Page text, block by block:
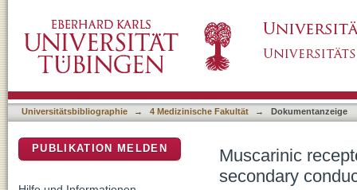
tissue in zebrafish
Universitätsbibliographie → 4 Medizinische Fakultät → Dokumentanzeige
Muscarinic
secondary
PUBLIKATION MELDEN